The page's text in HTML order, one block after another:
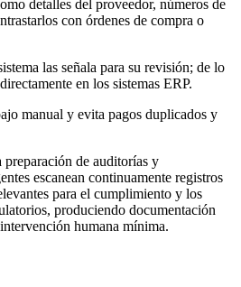
detalles del proveedor, números de
con órdenes de compra o
las señala para su revisión; de lo
en los sistemas ERP.
manual y evita pagos duplicados y
preparación de auditorías y
escanean continuamente registros
para el cumplimiento y los
produciendo documentación
humana mínima.